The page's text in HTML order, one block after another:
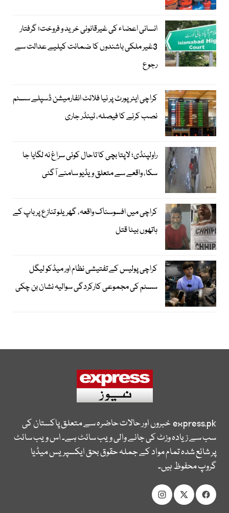
انسانی اعضاء کی غیرقانونی خرید و فروخت؛ گرفتار
3غیر ملکی باشندوں کا ضمانت کیلیے عدالت سے
رجوع
کراچی ایئرپورٹ پر نیا فلائٹ انفارمیشن ڈسپلے سسٹم
نصب کرنے کا فیصلہ، ٹینڈر جاری
راولپنڈی؛ لاپتا بچی کا تاحال کوئی سراغ نہ لگایا جا
سکا، واقعے سے متعلق ویڈیو سامنے آگئی
کراچی میں افسوسناک واقعہ، گھریلو تنازع پر باپ کے
ہاتھوں بیٹا قتل
کراچی پولیس کے تفتیشی نظام اور میڈکو لیگل
سسٹم کی مجموعی کارکردگی سوالیہ نشان بن چکی
express.pkخبروں اور حالات حاضرہ سے متعلق پاکستان کی
سب سے زیادہ وزٹ کی جانے والی ویب سائٹ ہے۔ اس ویب سائٹ
پر شائع شدہ تمام مواد کے جملہ حقوق بحق ایکسپریس میڈیا
گروپ محفوظ ہیں۔